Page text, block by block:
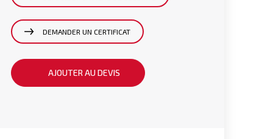
DEMANDER UN CERTIFICAT
AJOUTER AU DEVIS